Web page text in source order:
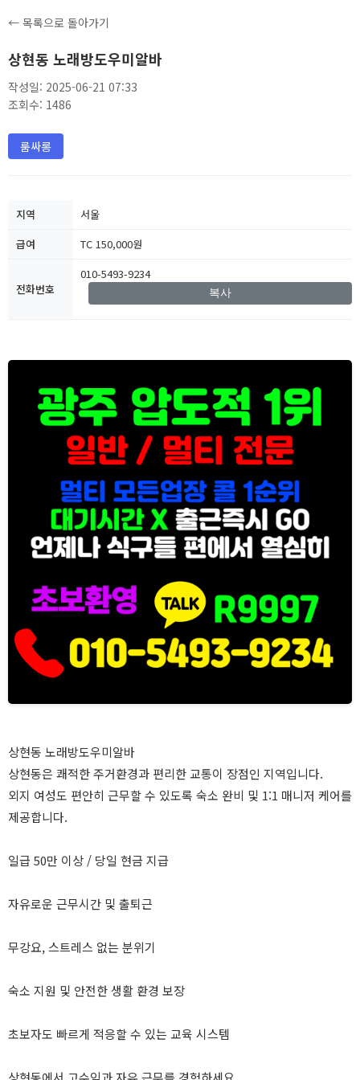
← 목록으로 돌아가기
상현동 노래방도우미알바
작성일: 2025-06-21 07:33
조회수: 1486
룸싸롱
지역
서울
급여
TC 150,000원
전화번호
010-5493-9234
복사
상현동 노래방도우미알바
상현동은 쾌적한 주거환경과 편리한 교통이 장점인 지역입니다.
외지 여성도 편안히 근무할 수 있도록 숙소 완비 및 1:1 매니저 케어를
제공합니다.
일급 50만 이상 / 당일 현금 지급
자유로운 근무시간 및 출퇴근
무강요, 스트레스 없는 분위기
숙소 지원 및 안전한 생활 환경 보장
초보자도 빠르게 적응할 수 있는 교육 시스템